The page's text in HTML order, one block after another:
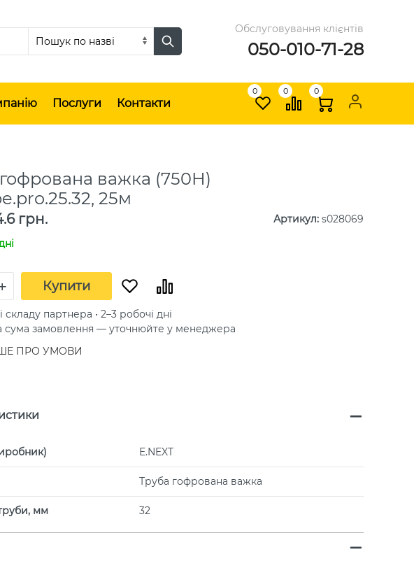
Обслуговування клієнтів
050-010-71-28
Послуги Контакти
0 0 0
важка (750Н)
25м
грн. Артикул: s028069
Купити
складу партнера • 2–3 робочі дні
сума замовлення — уточнюйте у менеджера
ПРО УМОВИ
E.NEXT
Труба гофрована важка
мм 32